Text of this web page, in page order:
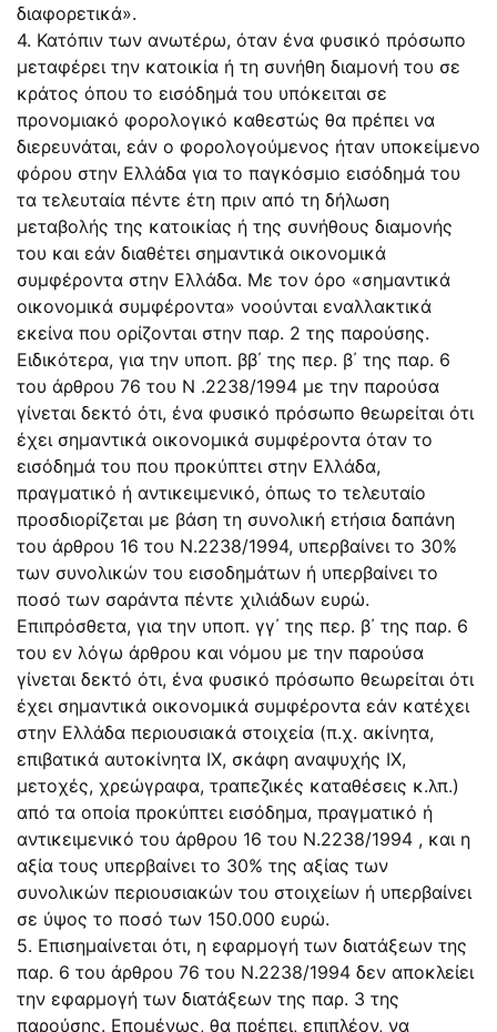
διαφορετικά».
4. Κατόπιν των ανωτέρω, όταν ένα φυσικό πρόσωπο
μεταφέρει την κατοικία ή τη συνήθη διαμονή του σε
κράτος όπου το εισόδημά του υπόκειται σε
προνομιακό φορολογικό καθεστώς θα πρέπει να
διερευνάται, εάν ο φορολογούμενος ήταν υποκείμενο
φόρου στην Ελλάδα για το παγκόσμιο εισόδημά του
τα τελευταία πέντε έτη πριν από τη δήλωση
μεταβολής της κατοικίας ή της συνήθους διαμονής
του και εάν διαθέτει σημαντικά οικονομικά
συμφέροντα στην Ελλάδα. Με τον όρο «σημαντικά
οικονομικά συμφέροντα» νοούνται εναλλακτικά
εκείνα που ορίζονται στην παρ. 2 της παρούσης.
Ειδικότερα, για την υποπ. ββ΄ της περ. β΄ της παρ. 6
του άρθρου 76 του N .2238/1994 με την παρούσα
γίνεται δεκτό ότι, ένα φυσικό πρόσωπο θεωρείται ότι
έχει σημαντικά οικονομικά συμφέροντα όταν το
εισόδημά του που προκύπτει στην Ελλάδα,
πραγματικό ή αντικειμενικό, όπως το τελευταίο
προσδιορίζεται με βάση τη συνολική ετήσια δαπάνη
του άρθρου 16 του N.2238/1994, υπερβαίνει το 30%
των συνολικών του εισοδημάτων ή υπερβαίνει το
ποσό των σαράντα πέντε χιλιάδων ευρώ.
Επιπρόσθετα, για την υποπ. γγ΄ της περ. β΄ της παρ. 6
του εν λόγω άρθρου και νόμου με την παρούσα
γίνεται δεκτό ότι, ένα φυσικό πρόσωπο θεωρείται ότι
έχει σημαντικά οικονομικά συμφέροντα εάν κατέχει
στην Ελλάδα περιουσιακά στοιχεία (π.χ. ακίνητα,
επιβατικά αυτοκίνητα ΙΧ, σκάφη αναψυχής ΙΧ,
μετοχές, χρεώγραφα, τραπεζικές καταθέσεις κ.λπ.)
από τα οποία προκύπτει εισόδημα, πραγματικό ή
αντικειμενικό του άρθρου 16 του N.2238/1994 , και η
αξία τους υπερβαίνει το 30% της αξίας των
συνολικών περιουσιακών του στοιχείων ή υπερβαίνει
σε ύψος το ποσό των 150.000 ευρώ.
5. Επισημαίνεται ότι, η εφαρμογή των διατάξεων της
παρ. 6 του άρθρου 76 του N.2238/1994 δεν αποκλείει
την εφαρμογή των διατάξεων της παρ. 3 της
παρούσης. Επομένως, θα πρέπει, επιπλέον, να